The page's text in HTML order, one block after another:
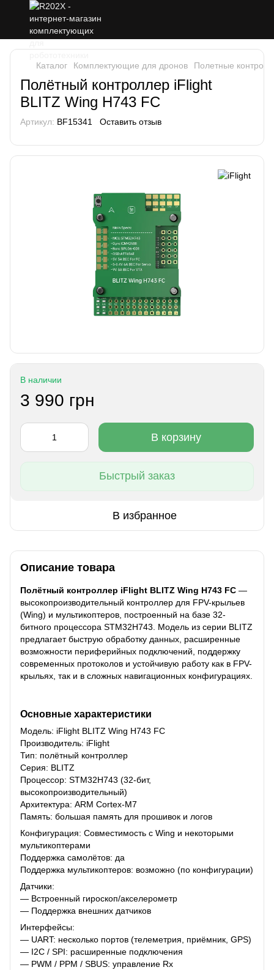
Каталог Комплектующие для дронов Полетные
Полётный контроллер iFlight
BLITZ Wing H743 FC
Артикул: BF15341 Оставить отзыв
В наличии
3 990 грн
В корзину
Быстрый заказ
В избранное
Описание товара
Полётный контроллер iFlight BLITZ Wing H743 FC —
высокопроизводительный контроллер для FPV-крыльев
(Wing) и мультикоптеров, построенный на базе 32-
битного процессора STM32H743. Модель из серии BLITZ
предлагает быструю обработку данных, расширенные
возможности периферийных подключений, поддержку
современных протоколов и устойчивую работу как в FPV-
крыльях, так и в сложных навигационных конфигурациях.
Основные характеристики
Модель: iFlight BLITZ Wing H743 FC
Производитель: iFlight
Тип: полётный контроллер
Серия: BLITZ
Процессор: STM32H743 (32-бит,
высокопроизводительный)
Архитектура: ARM Cortex-M7
Память: большая память для прошивок и логов
Конфигурация: Совместимость с Wing и некоторыми
мультикоптерами
Поддержка самолётов: да
Поддержка мультикоптеров: возможно (по конфигурации)
Датчики:
— Встроенный гироскоп/акселерометр
— Поддержка внешних датчиков
Интерфейсы:
— UART: несколько портов (телеметрия, приёмник, GPS)
— I2C / SPI: расширенные подключения
— PWM / PPM / SBUS: управление Rx